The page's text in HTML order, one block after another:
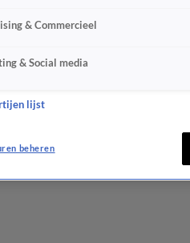
& Commercieel
& Social media
lijst
beheren